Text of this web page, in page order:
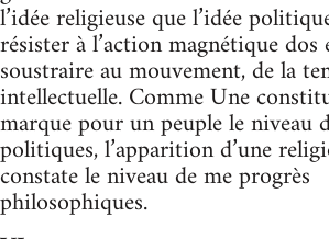
l’idée religieuse que l’idée
résister à l’action magnétique dos
soustraire au mouvement, de la
intellectuelle. Comme Une
marque pour un peuple le niveau
politiques, l’apparition d’une
constate le niveau de me progrès
philosophiques.